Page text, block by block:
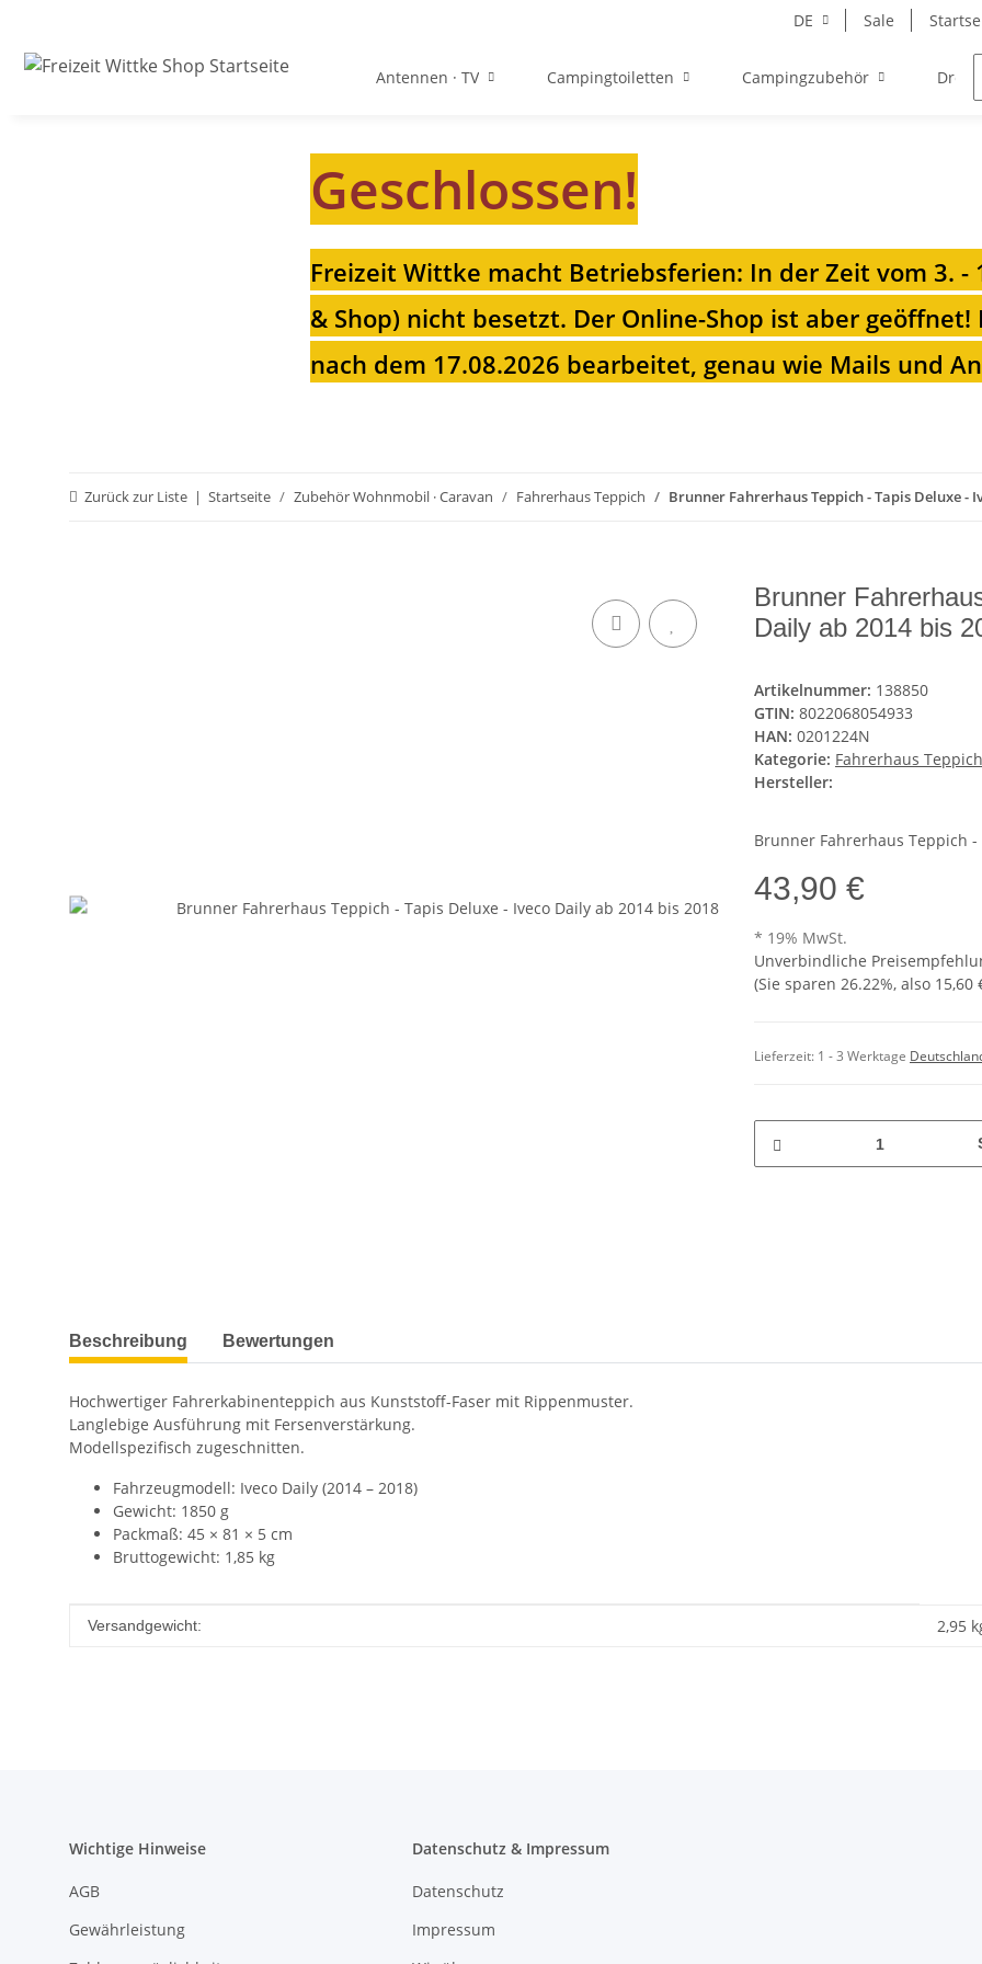
DE Sale
Antennen · TV Campingtoiletten Campingzubehör
Geschlossen!
Freizeit Wittke macht Betriebsferien: In der Zeit vom 3.
& Shop) nicht besetzt. Der Online-Shop ist aber geöffnet!
nach dem 17.08.2026 bearbeitet, genau wie Mails und
Zurück zur Liste Startseite Zubehör Wohnmobil · Caravan Fahrerhaus Teppich Brunner Fahrerhaus Teppich - Tapis Deluxe -
Brunner
Daily ab 2014 bis
Artikelnummer: 138850
GTIN: 8022068054933
HAN: 0201224N
Kategorie: Fahrerhaus Teppich
Hersteller:
Brunner Fahrerhaus Teppich -
43,90 €
* 19% MwSt.
Unverbindliche
(Sie sparen 26.22%, also 15,60
Lieferzeit: 1 - 3 Werktage
weitere Registerkarten anzeigen
Beschreibung Bewertungen
Hochwertiger Fahrerkabinenteppich aus Kunststoff-Faser mit Rippenmuster.
Langlebige Ausführung mit Fersenverstärkung.
Modellspezifisch zugeschnitten.
Fahrzeugmodell: Iveco Daily (2014 – 2018)
Gewicht: 1850 g
Packmaß: 45 × 81 × 5 cm
Bruttogewicht: 1,85 kg
Produkteigenschaft
Wert
Versandgewicht: 2,95
Wichtige Hinweise
AGB
Gewährleistung
Datenschutz & Impressum
Datenschutz
Impressum